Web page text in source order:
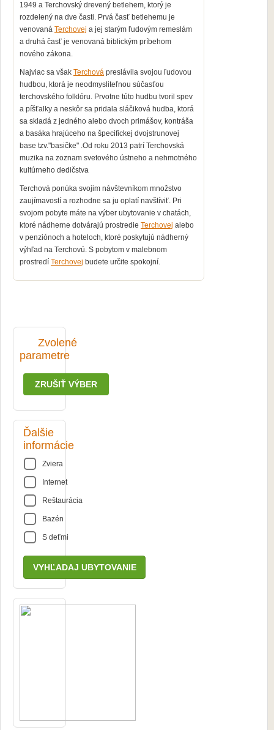
1949 a Terchovský drevený betlehem, ktorý je
rozdelený na dve časti. Prvá časť betlehemu je
venovaná Terchovej a jej starým ľudovým remeslám
a druhá časť je venovaná biblickým príbehom
nového zákona.
Najviac sa však Terchová preslávila svojou ľudovou
hudbou, ktorá je neodmysliteľnou súčasťou
terchovského folklóru. Prvotne túto hudbu tvoril spev
a píšťalky a neskôr sa pridala sláčiková hudba, ktorá
sa skladá z jedného alebo dvoch primášov, kontráša
a basáka hrajúceho na špecifickej dvojstrunovej
base tzv."basičke" .Od roku 2013 patrí Terchovská
muzika na zoznam svetového ústneho a nehmotného
kultúrneho dedičstva
Terchová ponúka svojim návštevníkom množstvo
zaujímavostí a rozhodne sa ju oplatí navštíviť. Pri
svojom pobyte máte na výber ubytovanie v chatách,
ktoré nádherne dotvárajú prostredie Terchovej alebo
v penziónoch a hoteloch, ktoré poskytujú nádherný
výhľad na Terchovú. S pobytom v malebnom
prostredí Terchovej budete určite spokojní.
Zvolené
parametre
ZRUŠIŤ VÝBER
Ďalšie
informácie
Zviera
Internet
Reštaurácia
Bazén
S deťmi